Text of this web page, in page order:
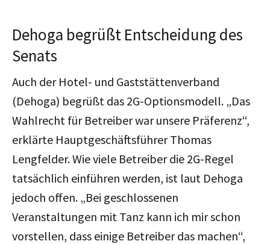
Dehoga begrüßt Entscheidung des
Senats
Auch der Hotel- und Gaststättenverband
(Dehoga) begrüßt das 2G-Optionsmodell. „Das
Wahlrecht für Betreiber war unsere Präferenz“,
erklärte Hauptgeschäftsführer Thomas
Lengfelder. Wie viele Betreiber die 2G-Regel
tatsächlich einführen werden, ist laut Dehoga
jedoch offen. „Bei geschlossenen
Veranstaltungen mit Tanz kann ich mir schon
vorstellen, dass einige Betreiber das machen“,